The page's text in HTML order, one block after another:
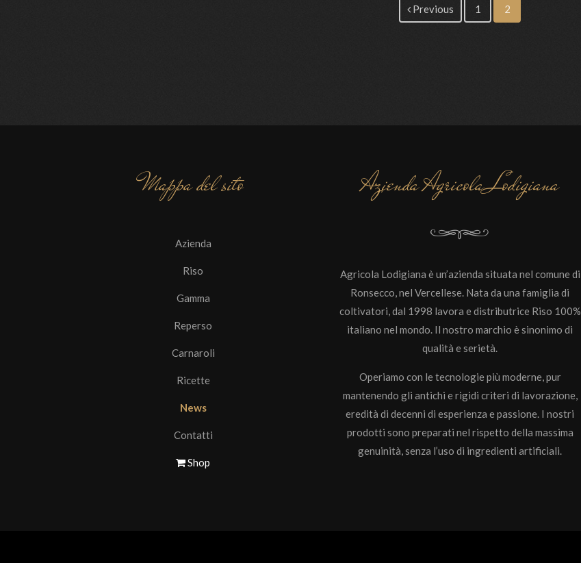
Previous 1 2
Mappa del sito
Azienda
Riso
Gamma
Reperso
Carnaroli
Ricette
News
Contatti
Shop
Azienda Agricola Lodigiana
Agricola Lodigiana è un’azienda situata nel comune di
Ronsecco, nel Vercellese. Nata da una famiglia di
coltivatori, dal 1998 lavora e distributrice Riso 100%
italiano nel mondo. Il nostro marchio è sinonimo di
qualità e serietà.
Operiamo con le tecnologie più moderne, pur
mantenendo gli antichi e rigidi criteri di lavorazione,
eredità di decenni di esperienza e passione. I nostri
prodotti sono preparati nel rispetto della massima
genuinità, senza l’uso di ingredienti artificiali.